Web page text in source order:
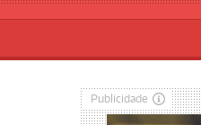
Publicidade